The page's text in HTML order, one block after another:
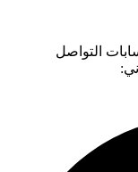
التواصل